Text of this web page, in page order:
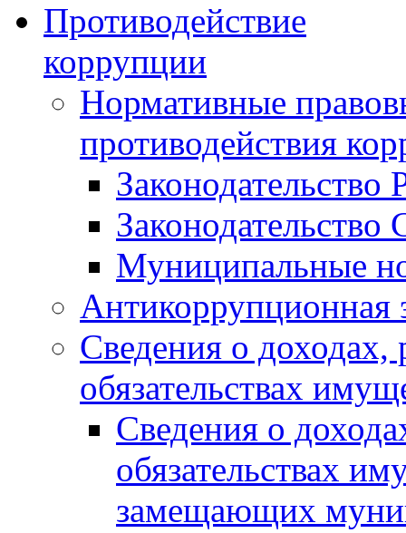
Противодействие
коррупции
Нормативные
противодействия
Законодательство
Муниципальные
Антикоррупционная
Сведения о доходах,
обязательствах
Сведения о
обязательствах
замещающих